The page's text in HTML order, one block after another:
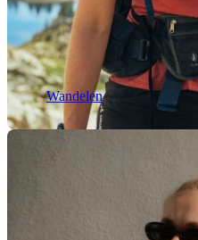
Wandelen